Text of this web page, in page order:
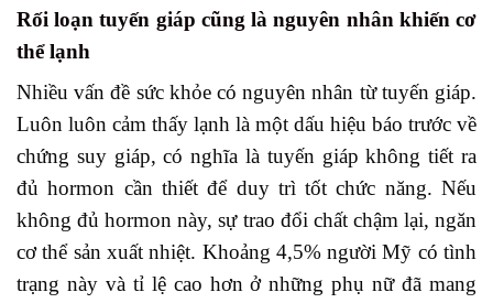
Rối loạn tuyến giáp cũng là nguyên nhân khiến cơ
thể lạnh
Nhiều vấn đề sức khỏe có nguyên nhân từ tuyến giáp.
Luôn luôn cảm thấy lạnh là một dấu hiệu báo trước về
chứng suy giáp, có nghĩa là tuyến giáp không tiết ra
đủ hormon cần thiết để duy trì tốt chức năng. Nếu
không đủ hormon này, sự trao đổi chất chậm lại, ngăn
cơ thể sản xuất nhiệt. Khoảng 4,5% người Mỹ có tình
trạng này và tỉ lệ cao hơn ở những phụ nữ đã mang